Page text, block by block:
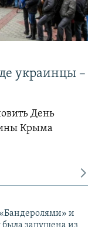
украинцы –
День
Крыма
и